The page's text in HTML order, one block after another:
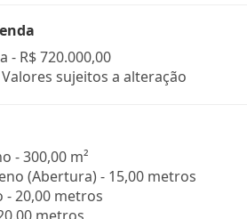
- R$ 720.000,00
sujeitos a alteração
- 300,00 m²
(Abertura) - 15,00 metros
- 20,00 metros